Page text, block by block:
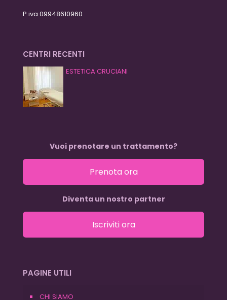
P.iva 09948610960
CENTRI RECENTI
ESTETICA CRUCIANI
Vuoi prenotare un trattamento?
Prenota ora
Diventa un nostro partner
Iscriviti ora
PAGINE UTILI
CHI SIAMO